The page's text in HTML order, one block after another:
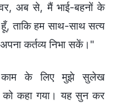
अब से, मैं भाई-बहनों के
ताकि हम साथ-साथ सत्य
कर्तव्य निभा सकें।"
के लिए मुझे सुलेख
को कहा गया। यह सुन कर